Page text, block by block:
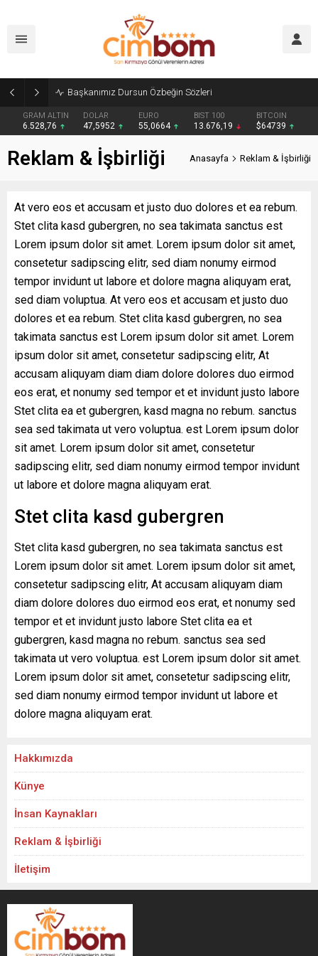
Başkanımız Dursun Özbeğin Sözleri
GRAM ALTIN
6.528,76
DOLAR
47,5952
EURO
55,0664
BIST 100
13.676,19
BITCOIN
$64739
Reklam & İşbirliği Anasayfa Reklam & İşbirliği
At vero eos et accusam et justo duo dolores et ea rebum.
Stet clita kasd gubergren, no sea takimata sanctus est
Lorem ipsum dolor sit amet. Lorem ipsum dolor sit amet,
consetetur sadipscing elitr, sed diam nonumy eirmod
tempor invidunt ut labore et dolore magna aliquyam erat,
sed diam voluptua. At vero eos et accusam et justo duo
dolores et ea rebum. Stet clita kasd gubergren, no sea
takimata sanctus est Lorem ipsum dolor sit amet. Lorem
ipsum dolor sit amet, consetetur sadipscing elitr, At
accusam aliquyam diam diam dolore dolores duo eirmod
eos erat, et nonumy sed tempor et et invidunt justo labore
Stet clita ea et gubergren, kasd magna no rebum. sanctus
sea sed takimata ut vero voluptua. est Lorem ipsum dolor
sit amet. Lorem ipsum dolor sit amet, consetetur
sadipscing elitr, sed diam nonumy eirmod tempor invidunt
ut labore et dolore magna aliquyam erat.
Stet clita kasd gubergren
Stet clita kasd gubergren, no sea takimata sanctus est
Lorem ipsum dolor sit amet. Lorem ipsum dolor sit amet,
consetetur sadipscing elitr, At accusam aliquyam diam
diam dolore dolores duo eirmod eos erat, et nonumy sed
tempor et et invidunt justo labore Stet clita ea et
gubergren, kasd magna no rebum. sanctus sea sed
takimata ut vero voluptua. est Lorem ipsum dolor sit amet.
Lorem ipsum dolor sit amet, consetetur sadipscing elitr,
sed diam nonumy eirmod tempor invidunt ut labore et
dolore magna aliquyam erat.
Hakkımızda
Künye
İnsan Kaynakları
Reklam & İşbirliği
İletişim